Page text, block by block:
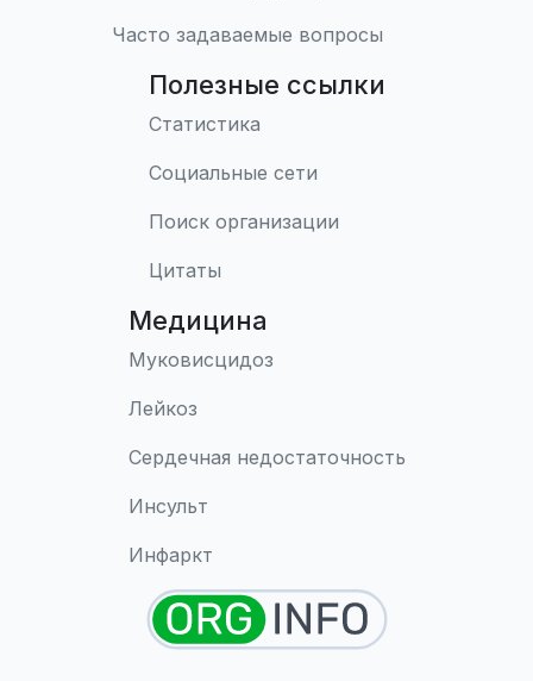
Часто задаваемые вопросы
Полезные ссылки
Статистика
Социальные сети
Поиск организации
Цитаты
Медицина
Муковисцидоз
Лейкоз
Сердечная недостаточность
Инсульт
Инфаркт